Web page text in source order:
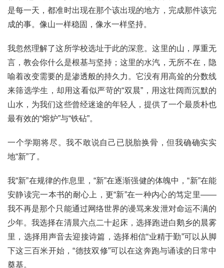
是每一天，都准时出现在那个该出现的地方，完成那件该完
成的事。像山一样稳固，像水一样坚持。
我忽然理解了这所学校选址于此的深意。这里的山，厚重无
言，教会你什么是根基与坚持；这里的水汽，无所不在，隐
喻着改变需要的是渗透般的持久力。它没有用高耸的分数线
来筛选学生，却用这看似严苛的“双晨”，用这壮阔而沉默的
山水，为我们这些曾经迷途的年轻人，提供了一个最质朴也
最有效的“熔炉”与“铁砧”。
一个学期将尽。我不敢说自己已脱胎换骨，但我确确实实
地“新”了。
我“新”在规律的作息里，“新”在逐渐强健的体魄中，“新”在能
安静读完一本书的耐心上，更“新”在一种内心的笃定里——
我不再是那个只能通过网络世界的谩骂来发泄对命运不满的
少年。我选择在清晨六点二十起床，选择跑进白鹅乡的晨雾
里，选择用声音去迎接诗篇，选择相信“业精于勤”可以从脚
下这三百米开始，“德技双修”可以在这奔跑与诵读的日常中
奠基。